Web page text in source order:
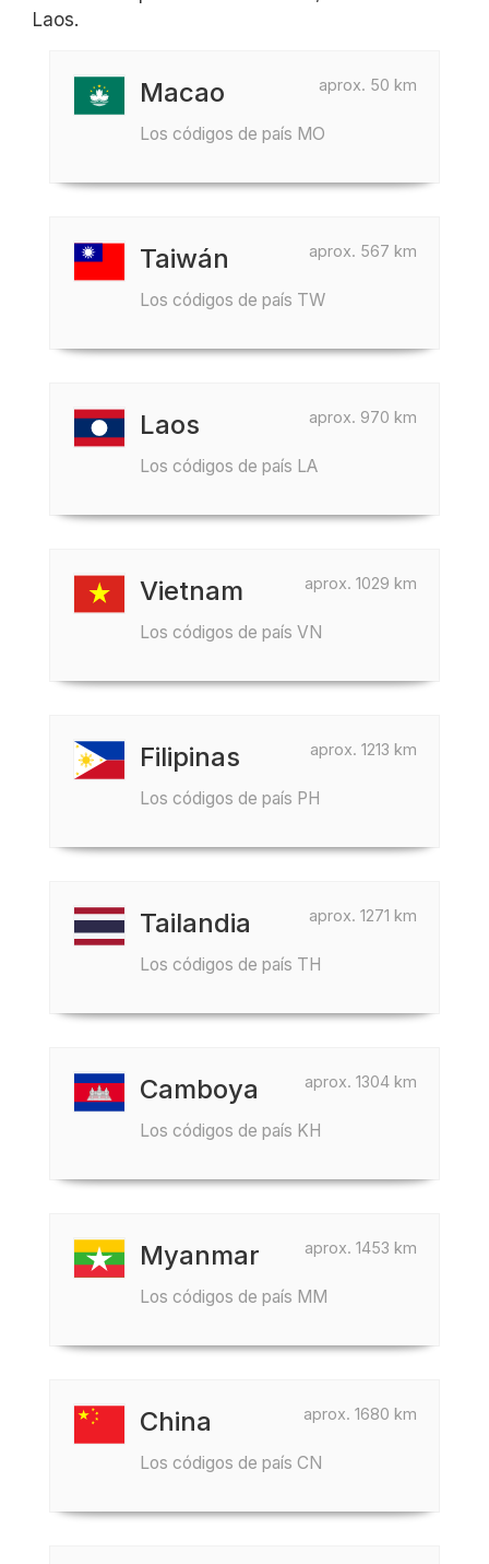
Laos.
aprox. 50 km
Macao
Los códigos de país MO
aprox. 567 km
Taiwán
Los códigos de país TW
aprox. 970 km
Laos
Los códigos de país LA
aprox. 1029 km
Vietnam
Los códigos de país VN
aprox. 1213 km
Filipinas
Los códigos de país PH
aprox. 1271 km
Tailandia
Los códigos de país TH
aprox. 1304 km
Camboya
Los códigos de país KH
aprox. 1453 km
Myanmar
Los códigos de país MM
aprox. 1680 km
China
Los códigos de país CN